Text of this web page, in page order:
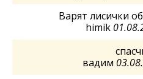
Варят лисички
himik
вадим